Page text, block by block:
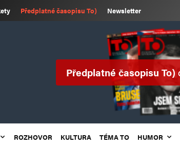
Předplatné časopisu To) Newsletter
Předplatné časopisu To)
ROZHOVOR KULTURA TÉMA TO HUMOR